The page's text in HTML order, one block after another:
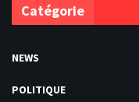
Catégorie
NEWS
POLITIQUE